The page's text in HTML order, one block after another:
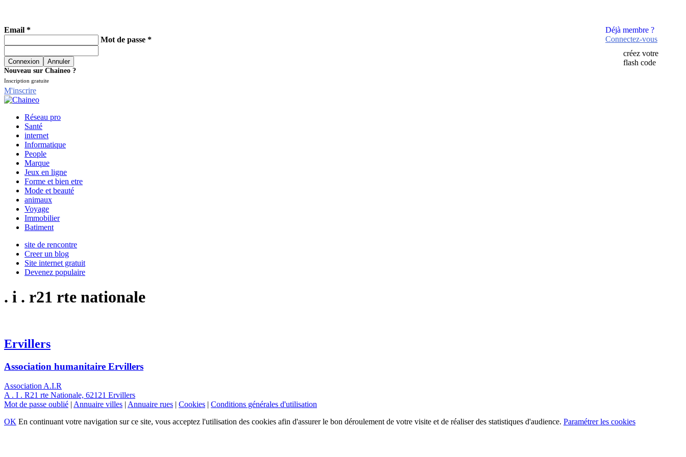
Déjà membre ?
Connectez-vous
créez votre
flash code
Email *
Mot de passe *
Nouveau sur Chaineo ?
Inscription gratuite
M'inscrire
Réseau pro
Santé
internet
Informatique
People
Marque
Jeux en ligne
Forme et bien etre
Mode et beauté
animaux
Voyage
Immobilier
Batiment
site de rencontre
Creer un blog
Site internet gratuit
Devenez populaire
. i . r21 rte nationale
Ervillers
Association humanitaire Ervillers
Association A.I.R
A . I . R21 rte Nationale, 62121 Ervillers
Mot de passe oublié | Annuaire villes | Annuaire rues | Cookies | Conditions générales d'utilisation
OK En continuant votre navigation sur ce site, vous acceptez l'utilisation des cookies afin d'assurer le bon déroulement de votre visite et de réaliser des statistiques d'audience. Paramétrer les cookies